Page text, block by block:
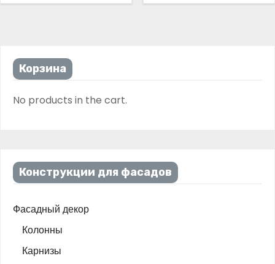
Корзина
No products in the cart.
Конструкции для фасадов
Фасадный декор
Колонны
Карнизы